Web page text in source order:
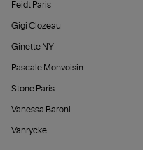
Feidt Paris
Gigi Clozeau
Ginette NY
Pascale Monvoisin
Stone Paris
Vanessa Baroni
Vanrycke